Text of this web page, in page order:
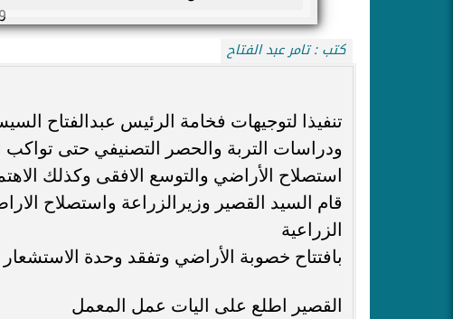
كتب : تامر عبد الفتاح
تنفيذا لتوجيهات فخامة الرئيس عبدالفتاح
ودراسات التربة والحصر التصنيفي حتى
استصلاح الأراضي والتوسع الافقى وكذلك
قام السيد القصير وزيرالزراعة واستصلاح
الزراعية
بافتتاح خصوبة الأراضي وتفقد وحدة الاستشعار
القصير اطلع على اليات عمل المعمل